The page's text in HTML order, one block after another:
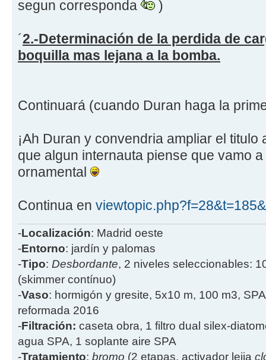
segun corresponda
)
´2.-Determinación de la perdida de
boquilla mas lejana a la bomba.
Continuará (cuando Duran haga la
¡Ah Duran y convendria ampliar el titulo
que algun internauta piense que vamo
ornamental
Continua en
-Localización: Madrid oeste
-Entorno: jardín y palomas
-Tipo: Desbordante, 2 niveles seleccionables:
(skimmer contínuo)
-Vaso: hormigón y gresite, 5x10 m, 100 m3,
reformada 2016
-Filtración: caseta obra, 1 filtro dual silex-
agua SPA, 1 soplante aire SPA
-Tratamiento: bromo (2 etapas, activador lejia